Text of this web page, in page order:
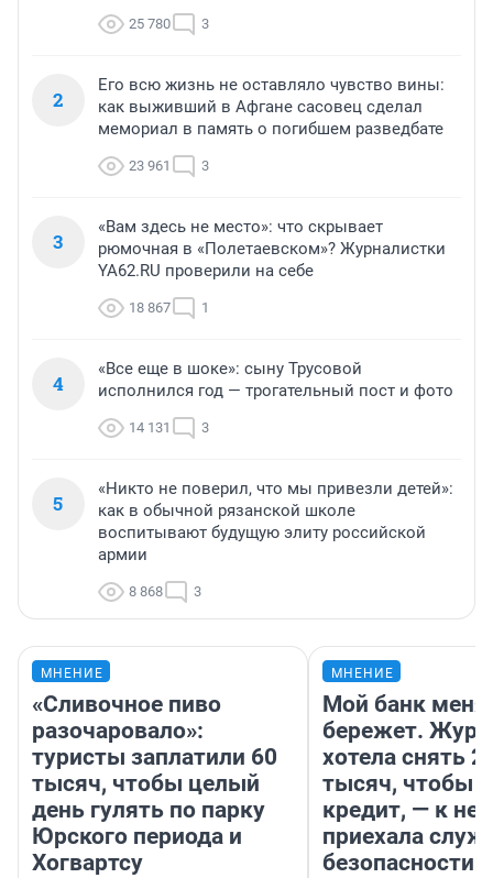
25 780 3
2
Его всю жизнь не оставляло чувство вины:
как выживший в Афгане сасовец сделал
мемориал в память о погибшем разведбате
23 961 3
3
«Вам здесь не место»: что скрывает
рюмочная в «Полетаевском»? Журналистки
YA62.RU проверили на себе
18 867 1
4
«Все еще в шоке»: сыну Трусовой
исполнился год — трогательный пост и фото
14 131 3
5
«Никто не поверил, что мы привезли детей»:
как в обычной рязанской школе
воспитывают будущую элиту российской
армии
8 868 3
МНЕНИЕ
«Сливочное пиво
разочаровало»:
туристы заплатили 60
тысяч, чтобы целый
день гулять по парку
Юрского периода и
Хогвартсу
МНЕНИЕ
Мой банк меня
бережет.
хотела снять
тысяч, чтобы
кредит, — к
приехала
безопасности